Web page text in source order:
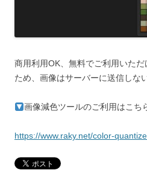
商用利用OK、無料でご利用いた
ため、画像はサーバーに送信しな
画像減色ツールのご利用はこち
https://www.raky.net/color-